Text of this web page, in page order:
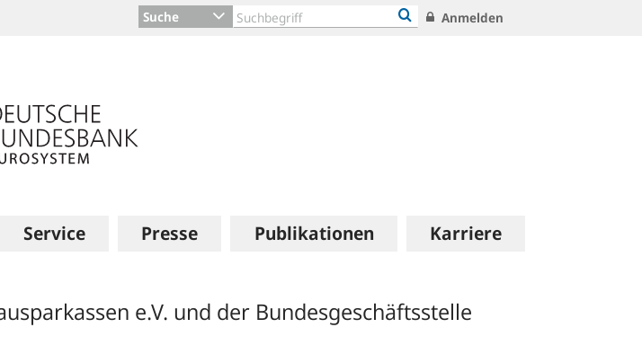
Suche Anmelden
Service Presse Publikationen Karriere
e.V. und der Bundesgeschäftsstelle